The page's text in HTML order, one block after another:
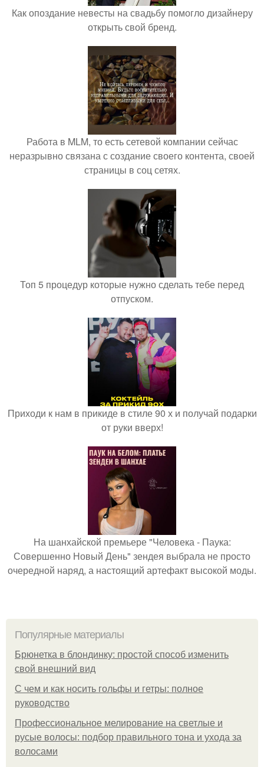
Как опоздание невесты на свадьбу помогло дизайнеру
открыть свой бренд.
Работа в MLM, то есть сетевой компании сейчас
неразрывно связана с создание своего контента, своей
страницы в соц сетях.
Топ 5 процедур которые нужно сделать тебе перед
отпуском.
Приходи к нам в прикиде в стиле 90 х и получай подарки
от руки вверх!
На шанхайской премьере "Человека - Паука:
Совершенно Новый День" зендея выбрала не просто
очередной наряд, а настоящий артефакт высокой моды.
Популярные материалы
Брюнетка в блондинку: простой способ изменить
свой внешний вид
С чем и как носить гольфы и гетры: полное
руководство
Профессиональное мелирование на светлые и
русые волосы: подбор правильного тона и ухода за
волосами